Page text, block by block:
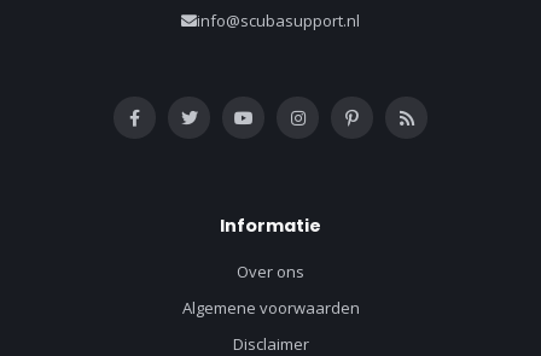
info@scubasupport.nl
Informatie
Over ons
Algemene voorwaarden
Disclaimer